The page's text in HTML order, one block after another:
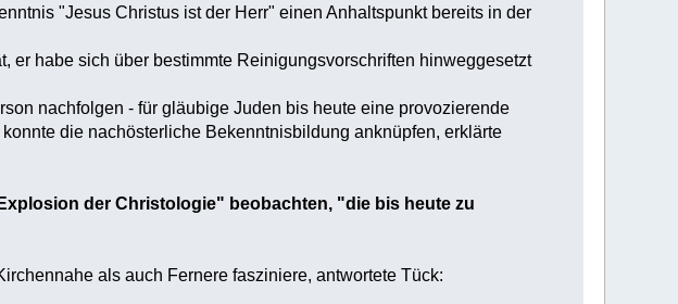
"Jesus Christus ist der Herr" einen Anhaltspunkt bereits in der
er habe sich über bestimmte Reinigungsvorschriften hinweggesetzt
nachfolgen - für gläubige Juden bis heute eine provozierende
die nachösterliche Bekenntnisbildung anknüpfen, erklärte
der Christologie" beobachten, "die bis heute zu
als auch Fernere fasziniere, antwortete Tück: